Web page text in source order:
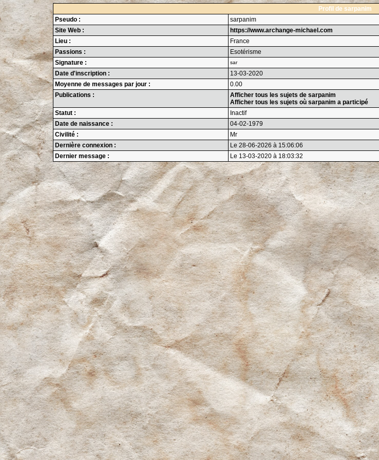
Profil de sarpanim
Pseudo :
sarpanim
Site Web :
https://www.archange-michael.com
Lieu :
France
Passions :
Esotérisme
Signature :
sar
Date d'inscription :
13-03-2020
Moyenne de messages par jour :
0.00
Publications :
Afficher tous les sujets de sarpanim
Afficher tous les sujets où sarpanim a participé
Statut :
Inactif
Date de naissance :
04-02-1979
Civilité :
Mr
Dernière connexion :
Le 28-06-2026 à 15:06:06
Dernier message :
Le 13-03-2020 à 18:03:32